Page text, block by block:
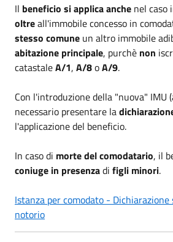
Il beneficio si applica anche nel caso
oltreall'immobile concesso in
stesso comune un altro immobile
abitazione principale, purchè non
catastaleA/1, A/8oA/9.
Con l'introduzione della "nuova" IMU
necessario presentare la
l'applicazione del beneficio.
In caso di morte del comodatario, il
coniuge in presenzadi figli minori.
Istanza per comodato -
notorio